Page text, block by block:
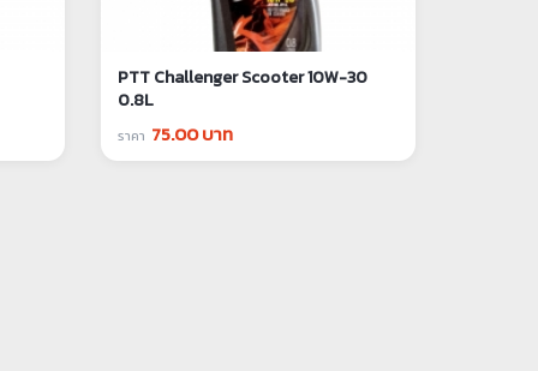
PTT Challenger Scooter 10W-30
0.8L
ราคา 75.00 บาท